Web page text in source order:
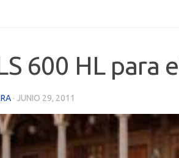
600 HL para
· JUNIO 29, 2011